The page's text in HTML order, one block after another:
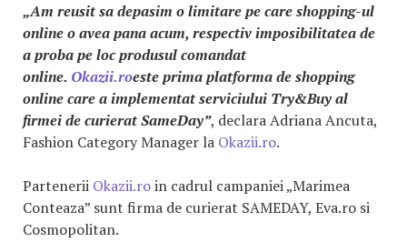
„Am reusit sa depasim o limitare pe care shopping-ul
online o avea pana acum, respectiv imposibilitatea de
a proba pe loc produsul comandat
online. Okazii.roeste prima platforma de shopping
online care a implementat serviciului Try&Buy al
firmei de curierat SameDay”, declara Adriana Ancuta,
Fashion Category Manager la Okazii.ro.
Partenerii Okazii.roin cadrul campaniei „Marimea
Conteaza” sunt firma de curierat SAMEDAY, Eva.ro si
Cosmopolitan.